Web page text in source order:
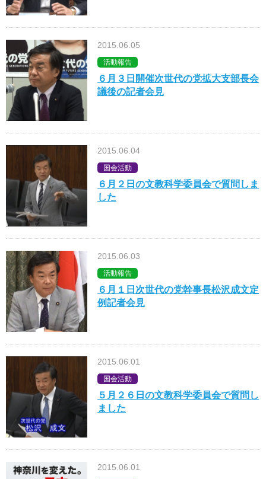
2015.06.05
活動報告
６月３日開催次世代の党拡大支部長会
議後の記者会見
2015.06.04
国会活動
６月２日の文教科学委員会で質問しま
した
2015.06.03
活動報告
６月１日次世代の党幹事長松沢成文定
例記者会見
2015.06.01
国会活動
５月２６日の文教科学委員会で質問し
ました
2015.06.01